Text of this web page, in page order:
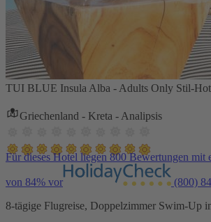
TUI BLUE Insula Alba - Adults Only Stil-
Griechenland - Kreta - Analipsis
Für dieses Hotel liegen 800 Bewertungen mit
von 84% vor (800)
8-tägige Flugreise, Doppelzimmer Swim-Up